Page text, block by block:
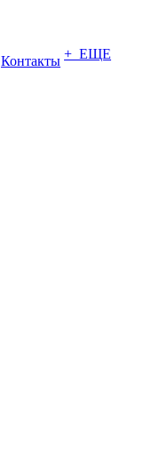
Контакты + ЕЩЕ